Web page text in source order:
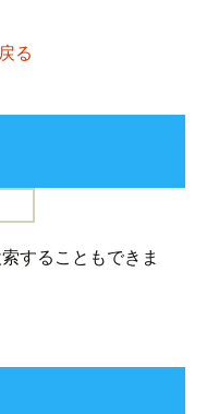
る
することもできま